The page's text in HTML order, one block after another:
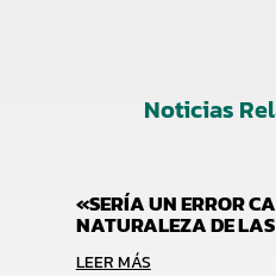
Noticias
«SERÍA UN ERROR
NATURALEZA DE
LEER MÁS